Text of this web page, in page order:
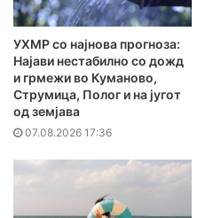
УХМР со најнова прогноза:
Најави нестабилно со дожд
и грмежи во Куманово,
Струмица, Полог и на југот
од земјава
07.08.2026 17:36